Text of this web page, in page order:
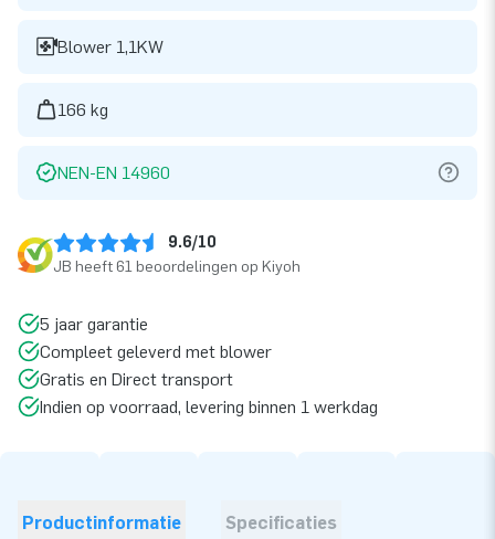
Blower 1,1KW
166 kg
NEN-EN 14960
9.6/10
JB heeft 61 beoordelingen op Kiyoh
5 jaar garantie
Compleet geleverd met blower
Gratis en Direct transport
Indien op voorraad, levering binnen 1 werkdag
Productinformatie Specificaties